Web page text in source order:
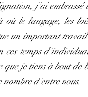
j'ai
le langage, les
un important
temps
je tiens à bout de
d'entre nous.